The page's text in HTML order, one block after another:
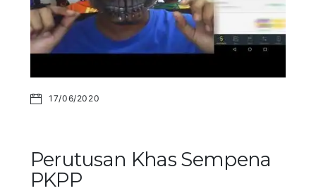
17/06/2020
Perutusan Khas Sempena
PKPP